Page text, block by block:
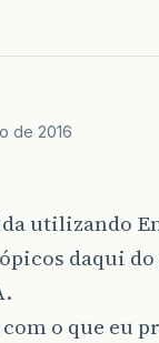
de 2016
utilizando
daqui
o que eu